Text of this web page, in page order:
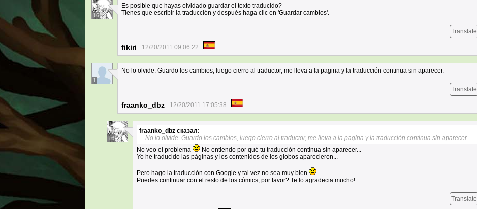
16
Es posible que hayas olvidado guardar el texto traducido?
Tienes que escribir la traducción y después haga clic en 'Guardar cambios'.
Translate
fikiri 12/20/2011 09:06:22
1
No lo olvide. Guardo los cambios, luego cierro al traductor, me lleva a la pagina y la traducción continua sin aparecer.
Translate
fraanko_dbz 12/20/2011 17:05:38
16
fraanko_dbz сказал:
No lo olvide. Guardo los cambios, luego cierro al traductor, me lleva a la pagina y la traducción continua sin aparecer.
No veo el problema
No entiendo por qué tu traducción continua sin aparecer...
Yo he traducido las páginas y los contenidos de los globos aparecieron...
Pero hago la traducción con Google y tal vez no sea muy bien
Puedes continuar con el resto de los cómics, por favor? Te lo agradecia mucho!
Translate